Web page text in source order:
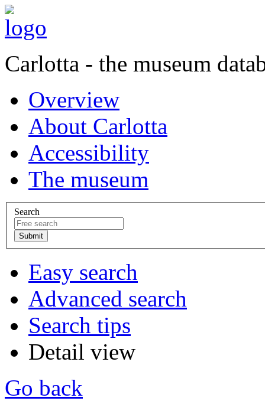
Carlotta - the museum
Overview
About Carlotta
Accessibility
The museum
Search
Easy search
Advanced search
Search tips
Detail view
Go back